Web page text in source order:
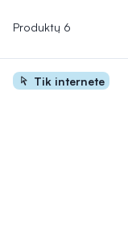
Produktų 6
Tik internete